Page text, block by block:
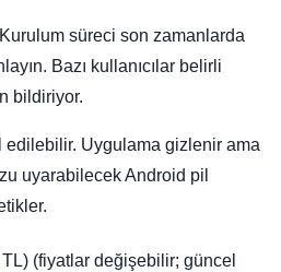
süreci son zamanlarda
Bazı kullanıcılar belirli
bildiriyor.
edilebilir. Uygulama gizlenir ama
uyarabilecek Android pil
(fiyatlar değişebilir; güncel